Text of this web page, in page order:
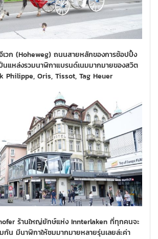
เวก (Hoheweg) ถนนสายหลักของการช้อปปิ้ง
นแหล่งรวมนาฬิกาแบรนด์เนมมากมายของสวิต
Philippe, Oris, Tissot, Tag Heuer
ร้านใหญ่ยักษ์แห่ง Innterlaken ที่ทุกคนจะ
มกัน มีนาฬิกาให้ชมมากมายหลายรุ่นเลยล่ะค่า